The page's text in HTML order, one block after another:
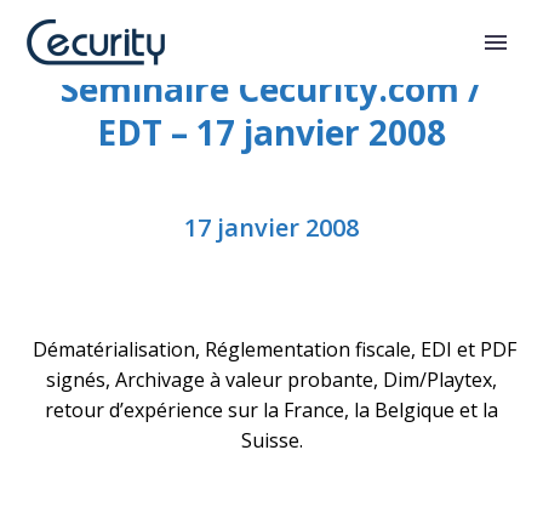
Séminaire Cecurity.com /
EDT – 17 janvier 2008
17 janvier 2008
Dématérialisation, Réglementation fiscale, EDI et PDF
signés, Archivage à valeur probante, Dim/Playtex,
retour d’expérience sur la France, la Belgique et la
Suisse.